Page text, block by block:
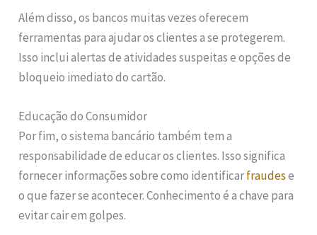
Além disso, os bancos muitas vezes oferecem
ferramentas para ajudar os clientes a se protegerem.
Isso inclui alertas de atividades suspeitas e opções de
bloqueio imediato do cartão.
Educação do Consumidor
Por fim, o sistema bancário também tem a
responsabilidade de educar os clientes. Isso significa
fornecer informações sobre como identificarfraudese
o que fazer se acontecer. Conhecimento é a chave para
evitar cair em golpes.